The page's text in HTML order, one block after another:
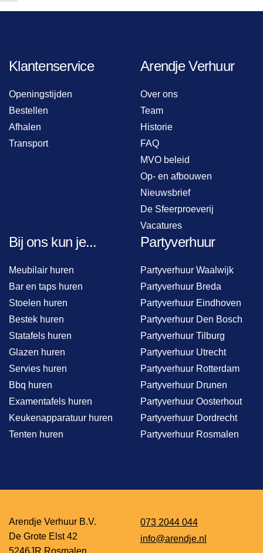
Klantenservice
Openingstijden
Bestellen
Afhalen
Transport
Arendje Verhuur
Over ons
Team
Historie
FAQ
MVO beleid
Op- en afbouwen
Nieuwsbrief
De Sfeerproeverij
Vacatures
Bij ons kun je...
Meubilair huren
Bar en taps huren
Stoelen huren
Bestek huren
Statafels huren
Glazen huren
Servies huren
Bbq huren
Examentafels huren
Keukenapparatuur huren
Tenten huren
Partyverhuur
Partyverhuur Waalwijk
Partyverhuur Breda
Partyverhuur Eindhoven
Partyverhuur Den Bosch
Partyverhuur Tilburg
Partyverhuur Utrecht
Partyverhuur Rotterdam
Partyverhuur Drunen
Partyverhuur Oosterhout
Partyverhuur Dordrecht
Partyverhuur Rosmalen
Arendje Verhuur B.V.
De Grote Elst 42
5246JR Rosmalen
073 2044 044
info@arendje.nl